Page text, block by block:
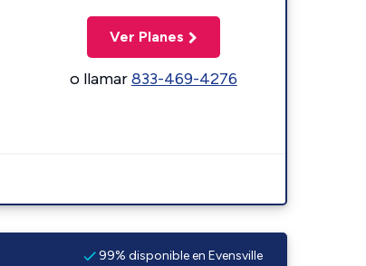
Ver Planes
o llamar833-469-4276
99% disponible en Evensville